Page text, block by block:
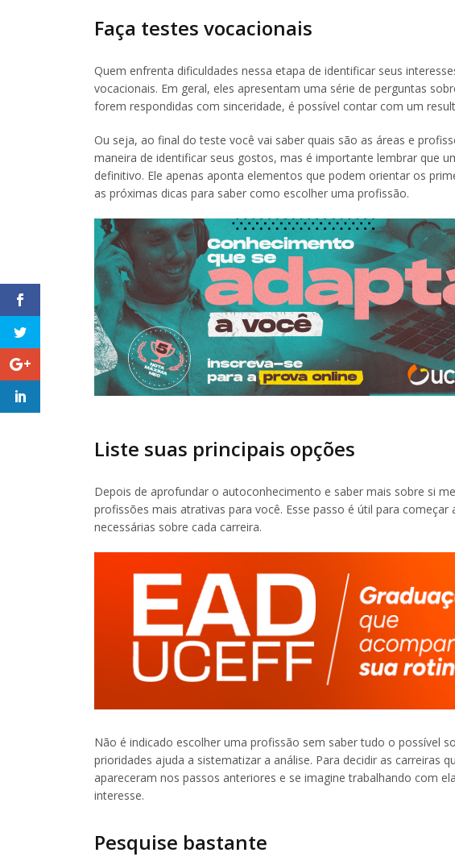
Faça testes vocacionais
Quem enfrenta dificuldades nessa etapa de identificar seus
vocacionais. Em geral, eles apresentam uma série de perguntas
forem respondidas com sinceridade, é possível contar com um
Ou seja, ao final do teste você vai saber quais são as áreas e
maneira de identificar seus gostos, mas é importante lembrar que
definitivo. Ele apenas aponta elementos que podem orientar os
as próximas dicas para saber como escolher uma profissão.
Liste suas principais opções
Depois de aprofundar o autoconhecimento e saber mais sobre si
profissões mais atrativas para você. Esse passo é útil para
necessárias sobre cada carreira.
Não é indicado escolher uma profissão sem saber tudo o possível
prioridades ajuda a sistematizar a análise. Para decidir as carreiras
apareceram nos passos anteriores e se imagine trabalhando com
interesse.
Pesquise bastante